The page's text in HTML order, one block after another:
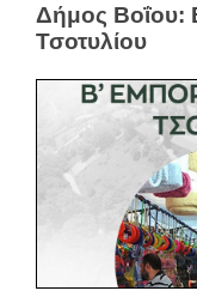
Δήμος Βοΐου:
Τσοτυλίου